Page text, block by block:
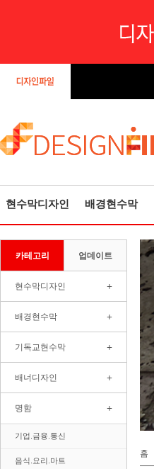
현수막디자인 배경현수막
카테고리 업데이트
현수막디자인 +
배경현수막 +
기독교현수막 +
배너디자인 +
명함 +
기업.금융.통신
음식.요리.마트
홈